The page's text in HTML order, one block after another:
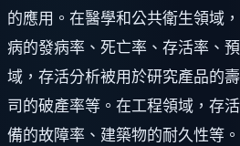
的應用。在醫學和公共衛生領域
病的發病率、死亡率、存活率、
域，存活分析被用於研究產品的
司的破產率等。在工程領域，存
備的故障率、建築物的耐久性等。